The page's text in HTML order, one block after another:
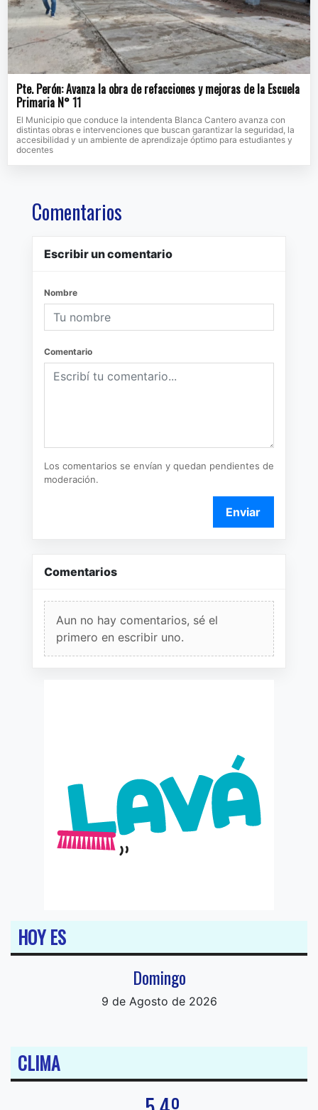
Pte. Perón: Avanza la obra de refacciones y mejoras de la Escuela
Primaria N° 11
El Municipio que conduce la intendenta Blanca Cantero avanza con
distintas obras e intervenciones que buscan garantizar la seguridad, la
accesibilidad y un ambiente de aprendizaje óptimo para estudiantes y
docentes
Comentarios
Escribir un comentario
Nombre
Comentario
Los comentarios se envían y quedan pendientes de
moderación.
Enviar
Comentarios
Aun no hay comentarios, sé el
primero en escribir uno.
HOY ES
Domingo
9 de Agosto de 2026
CLIMA